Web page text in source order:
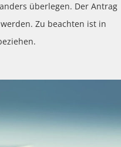
überlegen. Der Antrag
Zu beachten ist in